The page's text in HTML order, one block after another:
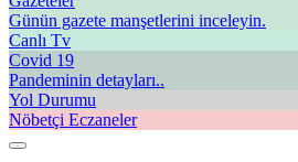
Günün gazete manşetlerini inceleyin.
Canlı Tv
Covid 19
Pandeminin detayları..
Yol Durumu
Nöbetçi Eczaneler